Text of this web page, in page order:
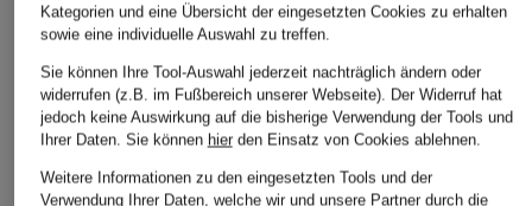
Kategorien und eine Übersicht der eingesetzten Cookies zu erhalten
sowie eine individuelle Auswahl zu treffen.
Sie können Ihre Tool-Auswahl jederzeit nachträglich ändern oder
widerrufen (z.B. im Fußbereich unserer Webseite). Der Widerruf hat
jedoch keine Auswirkung auf die bisherige Verwendung der Tools und
Ihrer Daten. Sie können hierden Einsatz von Cookies ablehnen.
Weitere Informationen zu den eingesetzten Tools und der
Verwendung Ihrer Daten, welche wir und unsere Partner durch die